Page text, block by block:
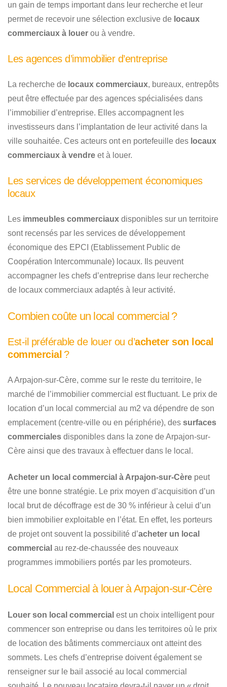
un gain de temps important dans leur recherche et leur
permet de recevoir une sélection exclusive de locaux
commerciaux à louer ou à vendre.
Les agences d’immobilier d’entreprise
La recherche de locaux commerciaux, bureaux, entrepôts
peut être effectuée par des agences spécialisées dans
l’immobilier d’entreprise. Elles accompagnent les
investisseurs dans l’implantation de leur activité dans la
ville souhaitée. Ces acteurs ont en portefeuille des locaux
commerciaux à vendre et à louer.
Les services de développement économiques
locaux
Les immeubles commerciaux disponibles sur un territoire
sont recensés par les services de développement
économique des EPCI (Etablissement Public de
Coopération Intercommunale) locaux. Ils peuvent
accompagner les chefs d’entreprise dans leur recherche
de locaux commerciaux adaptés à leur activité.
Combien coûte un local commercial ?
Est-il préférable de louer ou d’acheter son local
commercial ?
A Arpajon-sur-Cère, comme sur le reste du territoire, le
marché de l’immobilier commercial est fluctuant. Le prix de
location d’un local commercial au m2 va dépendre de son
emplacement (centre-ville ou en périphérie), des surfaces
commerciales disponibles dans la zone de Arpajon-sur-
Cère ainsi que des travaux à effectuer dans le local.
Acheter un local commercial à Arpajon-sur-Cère peut
être une bonne stratégie. Le prix moyen d’acquisition d’un
local brut de décoffrage est de 30 % inférieur à celui d’un
bien immobilier exploitable en l’état. En effet, les porteurs
de projet ont souvent la possibilité d’acheter un local
commercial au rez-de-chaussée des nouveaux
programmes immobiliers portés par les promoteurs.
Local Commercial à louer à Arpajon-sur-Cère
Louer son local commercial est un choix intelligent pour
commencer son entreprise ou dans les territoires où le prix
de location des bâtiments commerciaux ont atteint des
sommets. Les chefs d’entreprise doivent également se
renseigner sur le bail associé au local commercial